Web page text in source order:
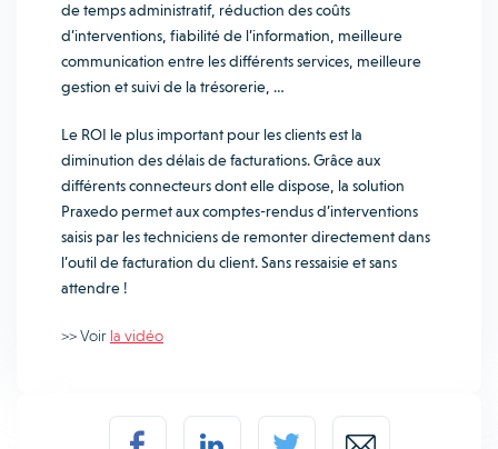
de temps administratif, réduction des coûts
d’interventions, fiabilité de l’information, meilleure
communication entre les différents services, meilleure
gestion et suivi de la trésorerie, …
Le ROI le plus important pour les clients est la
diminution des délais de facturations. Grâce aux
différents connecteurs dont elle dispose, la solution
Praxedo permet aux comptes-rendus d’interventions
saisis par les techniciens de remonter directement dans
l’outil de facturation du client. Sans ressaisie et sans
attendre !
>> Voir la vidéo